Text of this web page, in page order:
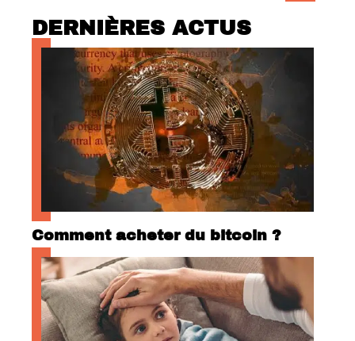
DERNIÈRES ACTUS
Comment acheter du bitcoin ?